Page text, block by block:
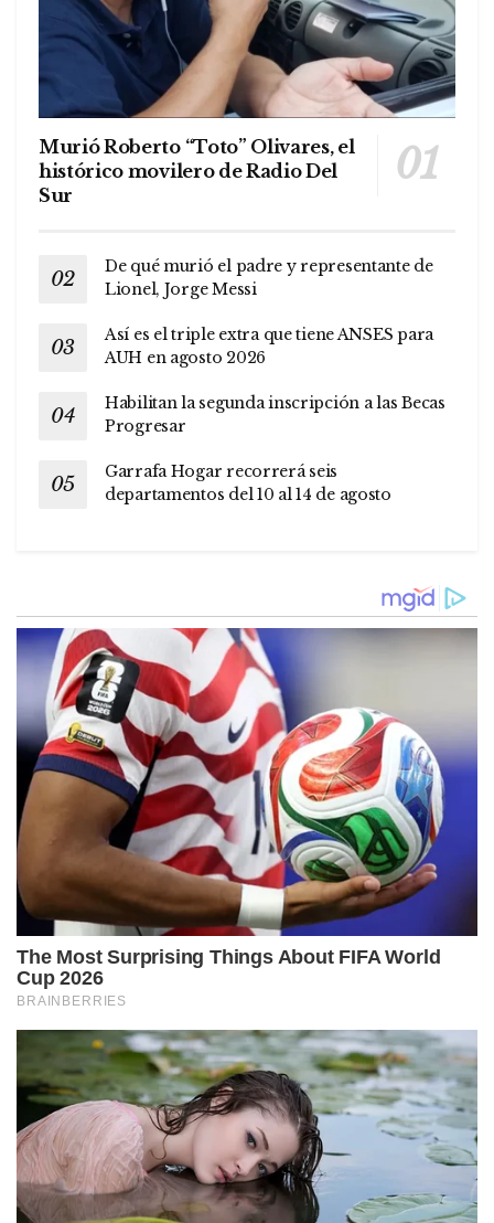
Murió Roberto “Toto” Olivares, el
histórico movilero de Radio Del
Sur
De qué murió el padre y representante de
Lionel, Jorge Messi
Así es el triple extra que tiene ANSES para
AUH en agosto 2026
Habilitan la segunda inscripción a las Becas
Progresar
Garrafa Hogar recorrerá seis
departamentos del 10 al 14 de agosto